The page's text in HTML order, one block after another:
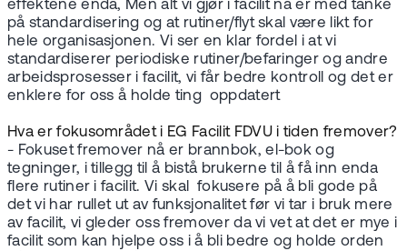
effektene enda, Men alt vi gjør i facilit nå er med tanke
på standardisering og at rutiner/flyt skal være likt for
hele organisasjonen. Vi ser en klar fordel i at vi
standardiserer periodiske rutiner/befaringer og andre
arbeidsprosesser i facilit, vi får bedre kontroll og det er
enklere for oss å holde ting oppdatert
Hva er fokusområdet i EG Facilit FDVU i tiden fremover?
- Fokuset fremover nå er brannbok, el-bok og
tegninger, i tillegg til å bistå brukerne til å få inn enda
flere rutiner i facilit. Vi skal fokusere på å bli gode på
det vi har rullet ut av funksjonalitet før vi tar i bruk mere
av facilit, vi gleder oss fremover da vi vet at det er mye i
facilit som kan hjelpe oss i å bli bedre og holde orden